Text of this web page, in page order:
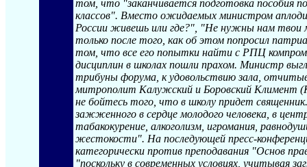
том, что "заканчивается подготовка пособия
классов". Вместо ожидаемых министром
России живешь или где?", "Не нужны нам твои
только после того, как об этом попросил
том, что все его попытки найти с РПЦ
дисциплин в школах пошли прахом. Министр
трибуны форума, к удовольствию зала,
митрополит Калужский и Боровский Климент
не бойтесь того, что в школу придет
зажженного в сердце молодого человека, в
табакокурение, алкоголизм, игромания,
жестокости". На последующей пресс-
категорически против преподавания "Основ
"поскольку в современных условиях, учитывая